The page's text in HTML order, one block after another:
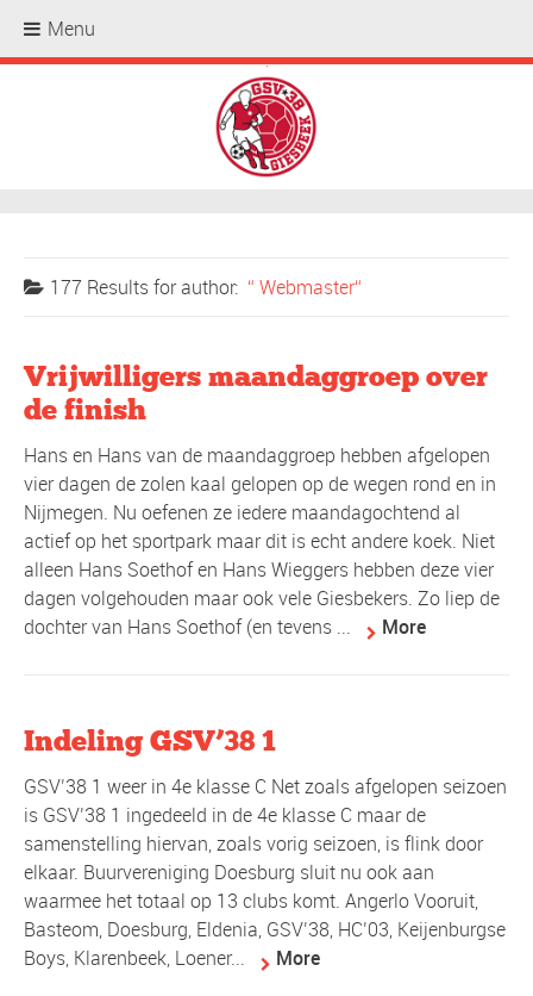
.
177 Results forauthor: Webmaster
Vrijwilligers maandaggroep over
de finish
Hans en Hans van de maandaggroep hebben afgelopen
vier dagen de zolen kaal gelopen op de wegen rond en in
Nijmegen. Nu oefenen ze iedere maandagochtend al
actief op het sportpark maar dit is echt andere koek. Niet
alleen Hans Soethof en Hans Wieggers hebben deze vier
dagen volgehouden maar ook vele Giesbekers. Zo liep de
dochter van Hans Soethof (en tevens ...
More
Indeling GSV’38 1
GSV’38 1 weer in 4e klasse C Net zoals afgelopen seizoen
is GSV’38 1 ingedeeld in de 4e klasse C maar de
samenstelling hiervan, zoals vorig seizoen, is flink door
elkaar. Buurvereniging Doesburg sluit nu ook aan
waarmee het totaal op 13 clubs komt. Angerlo Vooruit,
Basteom, Doesburg, Eldenia, GSV’38, HC’03, Keijenburgse
Boys, Klarenbeek, Loener...
More
Menu